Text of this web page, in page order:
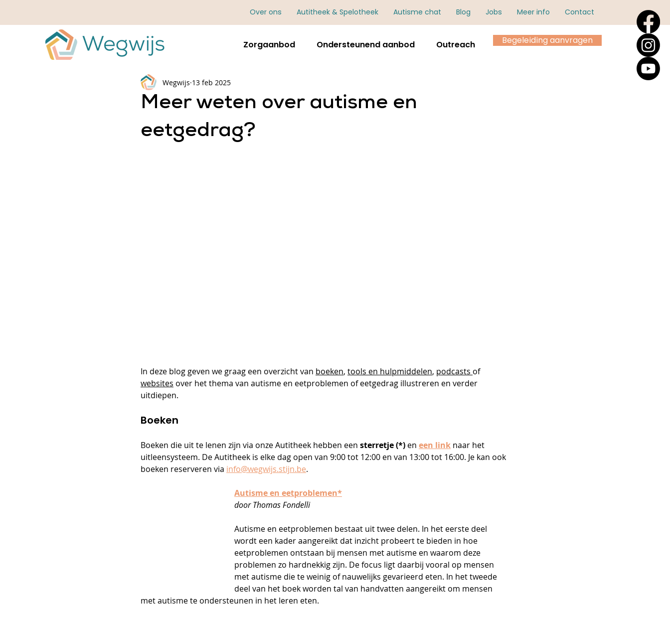
Over ons Autitheek & Spelotheek Autisme chat Blog Jobs Meer info Contact
Zorgaanbod Ondersteunend aanbod Outreach Begeleiding aanvragen
Meer weten over autisme en
eetgedrag?
Wegwijs 13 feb 2025
In deze blog geven we graag een overzicht van boeken, tools en hulpmiddelen, podcasts of
websites over het thema van autisme en eetproblemen of eetgedrag illustreren en verder
uitdiepen.
Boeken
Boeken die uit te lenen zijn via onze Autitheek hebben een sterretje (*) en een link naar het
uitleensysteem. De Autitheek is elke dag open van 9:00 tot 12:00 en van 13:00 tot 16:00. Je kan ook
boeken reserveren via info@wegwijs.stijn.be.
Autisme en eetproblemen*
door Thomas Fondelli
Autisme en eetproblemen bestaat uit twee delen. In het eerste deel
wordt een kader aangereikt dat inzicht probeert te bieden in hoe
eetproblemen ontstaan bij mensen met autisme en waarom deze
problemen zo hardnekkig zijn. De focus ligt daarbij vooral op mensen
met autisme die te weinig of nauwelijks gevarieerd eten. In het tweede
deel van het boek worden tal van handvatten aangereikt om mensen
met autisme te ondersteunen in het leren eten.